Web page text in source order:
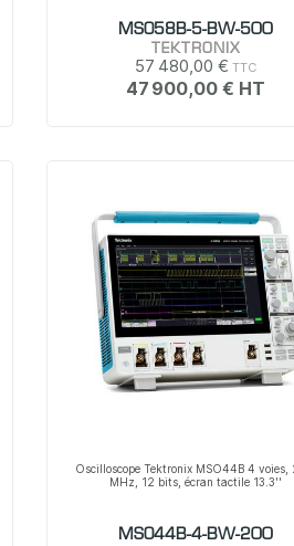
MSO58B-5-BW-500
TEKTRONIX
57 480,00 €
47 900,00 €
Oscilloscope Tektronix MSO44B 4 voies,
MHz, 12 bits, écran tactile 13.3''
MSO44B-4-BW-200